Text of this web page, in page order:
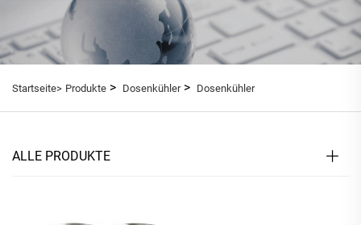
Startseite> Produkte > Dosenkühler> Dosenkühler
ALLE PRODUKTE